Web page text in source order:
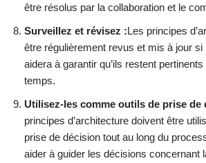
être résolus par la collaboration et le
Surveillez et révisez :Les principes
être régulièrement revus et mis à jour
aidera à garantir qu’ils restent
temps.
Utilisez-les comme outils de prise de
principes d’architecture doivent être
prise de décision tout au long du
aider à guider les décisions concernant